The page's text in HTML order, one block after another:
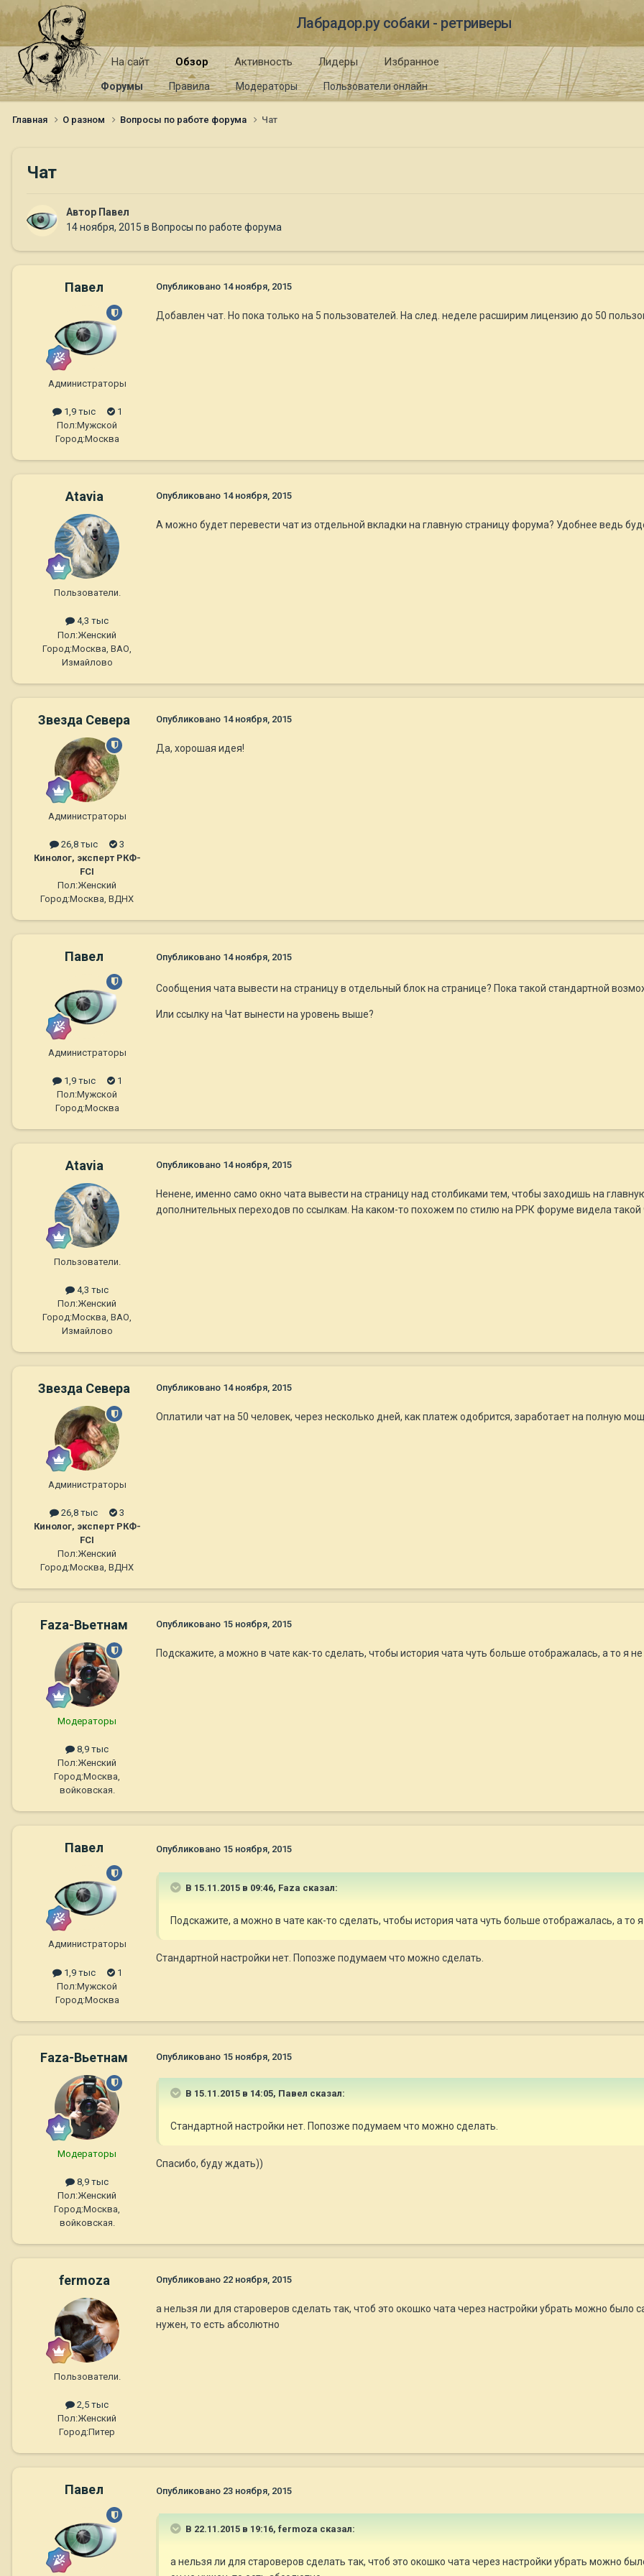
Лабрадор.ру собаки - ретриверы
На сайт Обзор
Форумы Правила Модераторы Пользователи онлайн
Активность Лидеры Избранное
Главная О разном Вопросы по работе форума Чат
Чат
Автор Павел
14 ноября, 2015 в Вопросы по работе форума
Павел
Администраторы
1,9 тыс
1
Пол:Мужской
Город:Москва
Опубликовано 14 ноября, 2015
Добавлен чат. Но пока только на 5 пользователей. На след. неделе расширим лицензию до 50
Atavia
Пользователи.
4,3 тыс
Пол:Женский
Город:Москва, ВАО,
Измайлово
Опубликовано 14 ноября, 2015
А можно будет перевести чат из отдельной вкладки на главную страницу форума? Удобнее ведь
Звезда Севера
Администраторы
26,8 тыс
3
Кинолог, эксперт РКФ-
FCI
Пол:Женский
Город:Москва, ВДНХ
Опубликовано 14 ноября, 2015
Да, хорошая идея!
Павел
Администраторы
1,9 тыс
1
Пол:Мужской
Город:Москва
Опубликовано 14 ноября, 2015
Сообщения чата вывести на страницу в отдельный блок на странице? Пока такой стандартной
Или ссылку на Чат вынести на уровень выше?
Atavia
Пользователи.
4,3 тыс
Пол:Женский
Город:Москва, ВАО,
Измайлово
Опубликовано 14 ноября, 2015
Ненене, именно само окно чата вывести на страницу над столбиками тем, чтобы заходишь на
дополнительных переходов по ссылкам. На каком-то похожем по стилю на РРК форуме видела такой
Звезда Севера
Администраторы
26,8 тыс
3
Кинолог, эксперт РКФ-
FCI
Пол:Женский
Город:Москва, ВДНХ
Опубликовано 14 ноября, 2015
Оплатили чат на 50 человек, через несколько дней, как платеж одобрится, заработает на полную
Faza-Вьетнам
Модераторы
8,9 тыс
Пол:Женский
Город:Москва,
войковская.
Опубликовано 15 ноября, 2015
Подскажите, а можно в чате как-то сделать, чтобы история чата чуть больше отображалась, а то я
Павел
Администраторы
1,9 тыс
1
Пол:Мужской
Город:Москва
Опубликовано 15 ноября, 2015
В 15.11.2015 в 09:46, Faza сказал:
Подскажите, а можно в чате как-то сделать, чтобы история чата чуть больше отображалась, а то
Стандартной настройки нет. Попозже подумаем что можно сделать.
Faza-Вьетнам
Модераторы
8,9 тыс
Пол:Женский
Город:Москва,
войковская.
Опубликовано 15 ноября, 2015
В 15.11.2015 в 14:05, Павел сказал:
Стандартной настройки нет. Попозже подумаем что можно сделать.
Спасибо, буду ждать))
fermoza
Пользователи.
2,5 тыс
Пол:Женский
Город:Питер
Опубликовано 22 ноября, 2015
а нельзя ли для староверов сделать так, чтоб это окошко чата через настройки убрать можно
нужен, то есть абсолютно
Павел Опубликовано 23 ноября, 2015
В 22.11.2015 в 19:16, fermoza сказал:
а нельзя ли для староверов сделать так, чтоб это окошко чата через настройки убрать можно